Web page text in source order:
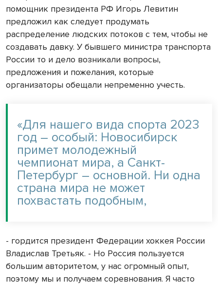
помощник президента РФ Игорь Левитин
предложил как следует продумать
распределение людских потоков с тем, чтобы не
создавать давку. У бывшего министра транспорта
России то и дело возникали вопросы,
предложения и пожелания, которые
организаторы обещали непременно учесть.
«Для нашего вида спорта 2023
год – особый: Новосибирск
примет молодежный
чемпионат мира, а Санкт-
Петербург – основной. Ни одна
страна мира не может
похвастать подобным,
- гордится президент Федерации хоккея России
Владислав Третьяк. - Но Россия пользуется
большим авторитетом, у нас огромный опыт,
поэтому мы и получаем соревнования. Я часто